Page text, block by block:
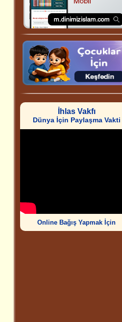
İhlas Vakfı
Dünya İçin Paylaşma Vakti
Online Bağış Yapmak İçin